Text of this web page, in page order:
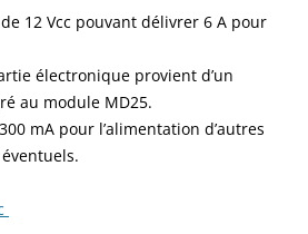
12 Vcc pouvant délivrer 6 A pour
électronique provient d’un
au module MD25.
mA pour l’alimentation d’autres